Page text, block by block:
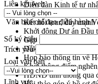
Diễn đàn Kinh tế tư
Đề án 06 tạo bước
Kết nối tour, đẩy
Khởi động Dự án Đầu
Gặp mặt các cơ quan
Đắk Lắk sơ kết 4 năm
Họp báo thông tin về
Khơi thông điểm
HĐND tỉnh thông qua
Liên kết web
Văn bản chỉ đạo điều hành
Số ký hiệu
Trích yếu
Loại văn bản
Lĩnh vực